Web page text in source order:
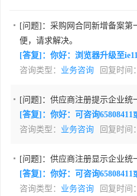
[问题]： 采购网合同新增备案第
便，请求解决。
[答复]：你好：浏览器升级至
咨询类型： 业务咨询 回复时间
[问题]： 供应商注册提示企业统
[答复]：你好：可咨询
咨询类型： 业务咨询 回复时间
[问题]： 供应商注册显示企业统
[答复]：你好：可咨询
咨询类型： 业务咨询 回复时间